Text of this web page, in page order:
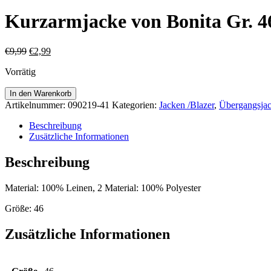
Kurzarmjacke von Bonita Gr.
€9,99 Ursprünglicher
war:
€2,99Aktueller
Vorrätig
Kurzarmjacke
von
In den Warenkorb
Artikelnummer: 090219-41 Kategorien: Jacken /Blazer,
Beschreibung
Zusätzliche Informationen
Beschreibung
Material: 100% Leinen, 2 Material: 100% Polyester
Größe: 46
Zusätzliche Informationen